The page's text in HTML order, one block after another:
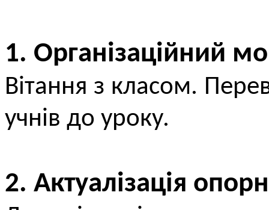
1. Організаційний
Вітання з класом.
учнів до уроку.
2. Актуалізація